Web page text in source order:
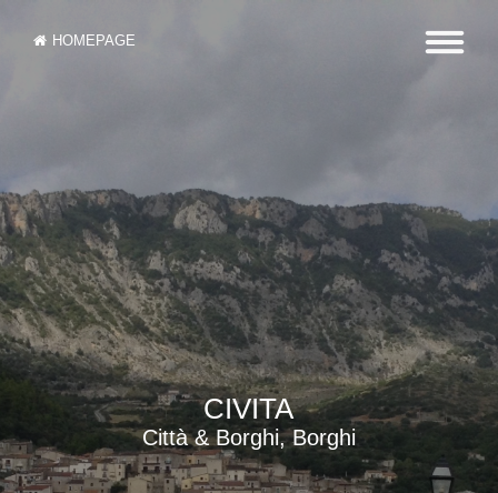
HOMEPAGE
CIVITA
Città & Borghi, Borghi